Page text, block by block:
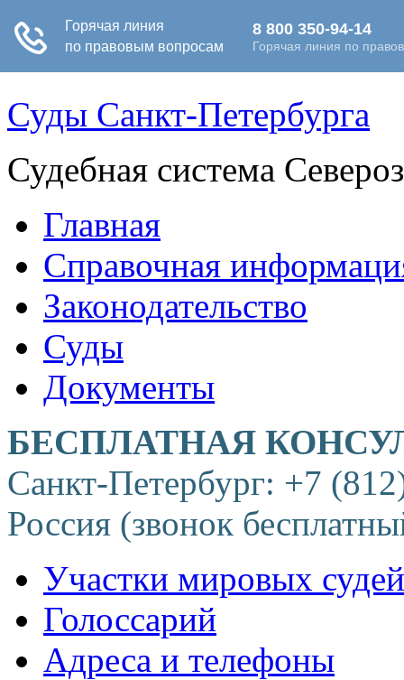
Суды Санкт-Петербурга
Судебная система
Главная
Справочная
Законодательство
Суды
Документы
БЕСПЛАТНАЯ
Санкт-Петербург: +7
Россия (звонок
Участки мировых судей
Голоссарий
Адреса и телефоны